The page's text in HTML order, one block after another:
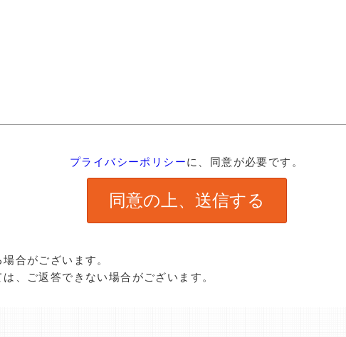
プライバシーポリシーに、同意が必要です。
合がございます。
、ご返答できない場合がございます。